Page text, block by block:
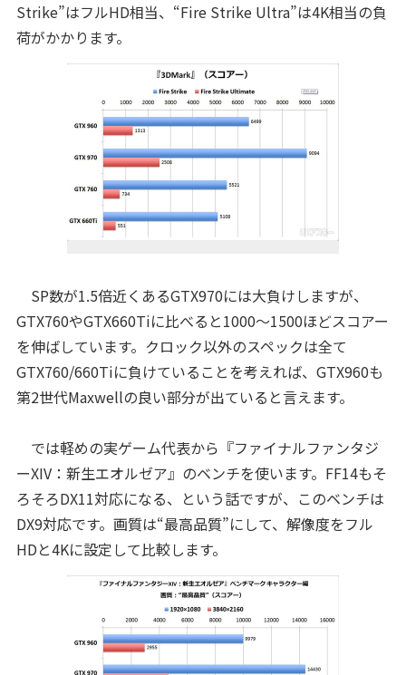
Strike”はフルHD相当、“Fire Strike Ultra”は4K相当の負
荷がかかります。
SP数が1.5倍近くあるGTX970には大負けしますが、
GTX760やGTX660Tiに比べると1000～1500ほどスコアー
を伸ばしています。クロック以外のスペックは全て
GTX760/660Tiに負けていることを考えれば、GTX960も
第2世代Maxwellの良い部分が出ていると言えます。
では軽めの実ゲーム代表から『ファイナルファンタジ
ーXIV：新生エオルゼア』のベンチを使います。FF14もそ
ろそろDX11対応になる、という話ですが、このベンチは
DX9対応です。画質は“最高品質”にして、解像度をフル
HDと4Kに設定して比較します。